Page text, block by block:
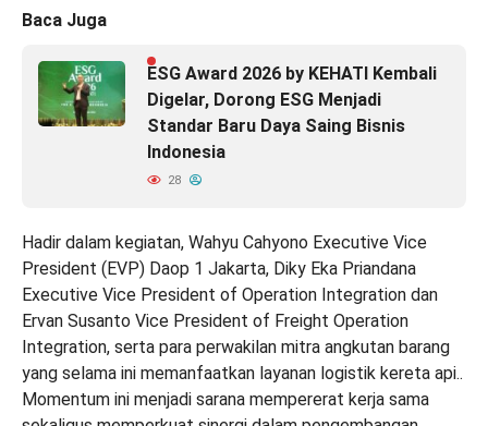
Baca Juga
ESG Award 2026 by KEHATI Kembali
Digelar, Dorong ESG Menjadi
Standar Baru Daya Saing Bisnis
Indonesia
28
Hadir dalam kegiatan, Wahyu Cahyono Executive Vice
President (EVP) Daop 1 Jakarta, Diky Eka Priandana
Executive Vice President of Operation Integration dan
Ervan Susanto Vice President of Freight Operation
Integration, serta para perwakilan mitra angkutan barang
yang selama ini memanfaatkan layanan logistik kereta api..
Momentum ini menjadi sarana mempererat kerja sama